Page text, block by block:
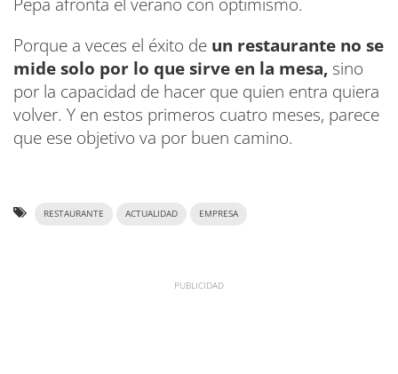
Pepa afronta el verano con optimismo.
Porque a veces el éxito de un restaurante no se
mide solo por lo que sirve en la mesa, sino
por la capacidad de hacer que quien entra quiera
volver. Y en estos primeros cuatro meses, parece
que ese objetivo va por buen camino.
RESTAURANTE ACTUALIDAD EMPRESA